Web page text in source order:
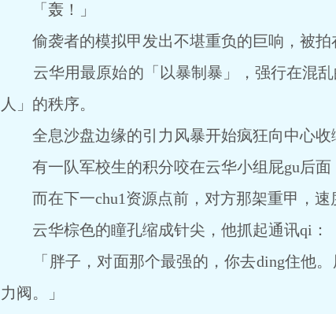
「轰！」
偷袭者的模拟甲发出不堪重负的巨响，被拍
云华用最原始的「以暴制暴」，强行在混乱
人」的秩序。
全息沙盘边缘的引力风暴开始疯狂向中心收
有一队军校生的积分咬在云华小组屁gu后面
而在下一chu1资源点前，对方那架重甲，速
云华棕色的瞳孔缩成针尖，他抓起通讯qi：
「胖子，对面那个最强的，你去ding住他。
力阀。」